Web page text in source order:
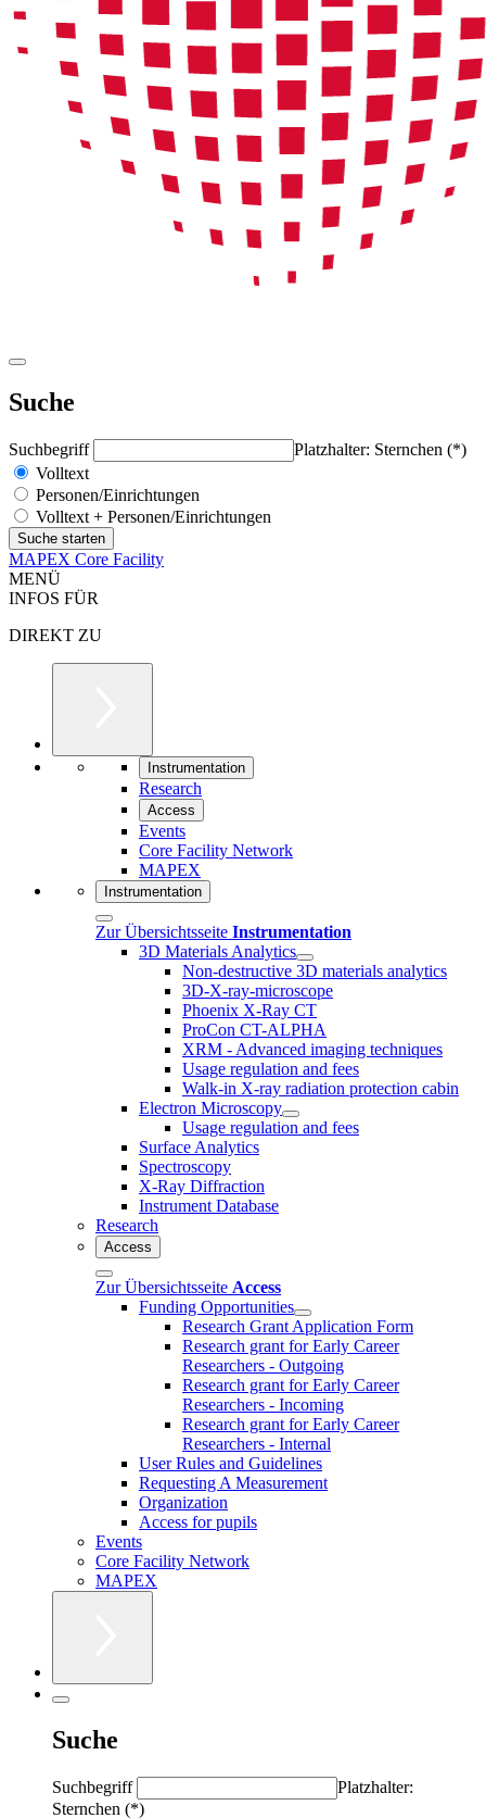
Suche
Suchbegriff
Platzhalter: Sternchen (*)
Volltext
Personen/Einrichtungen
Volltext + Personen/Einrichtungen
MAPEX Core Facility
MENÜ
INFOS FÜR
DIREKT ZU
Instrumentation
Research
Access
Events
Core Facility Network
MAPEX
Instrumentation
Zur Übersichtsseite Instrumentation
3D Materials Analytics
Non-destructive 3D materials analytics
3D-X-ray-microscope
Phoenix X-Ray CT
ProCon CT-ALPHA
XRM - Advanced imaging techniques
Usage regulation and fees
Walk-in X-ray radiation protection cabin
Electron Microscopy
Usage regulation and fees
Surface Analytics
Spectroscopy
X-Ray Diffraction
Instrument Database
Research
Access
Zur Übersichtsseite Access
Funding Opportunities
Research Grant Application Form
Research grant for Early Career
Researchers - Outgoing
Research grant for Early Career
Researchers - Incoming
Research grant for Early Career
Researchers - Internal
User Rules and Guidelines
Requesting A Measurement
Organization
Access for pupils
Events
Core Facility Network
MAPEX
Suche
Suchbegriff
Platzhalter:
Sternchen (*)